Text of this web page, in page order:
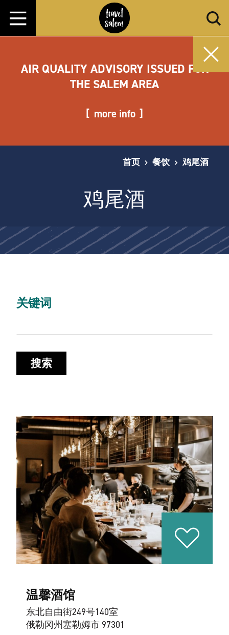
跳转至内容
AIR QUALITY ADVISORY ISSUED FOR
THE SALEM AREA
more info
首页 餐饮 鸡尾酒
鸡尾酒
关键词
搜索
温馨酒馆
东北自由街249号140室
俄勒冈州塞勒姆市 97301